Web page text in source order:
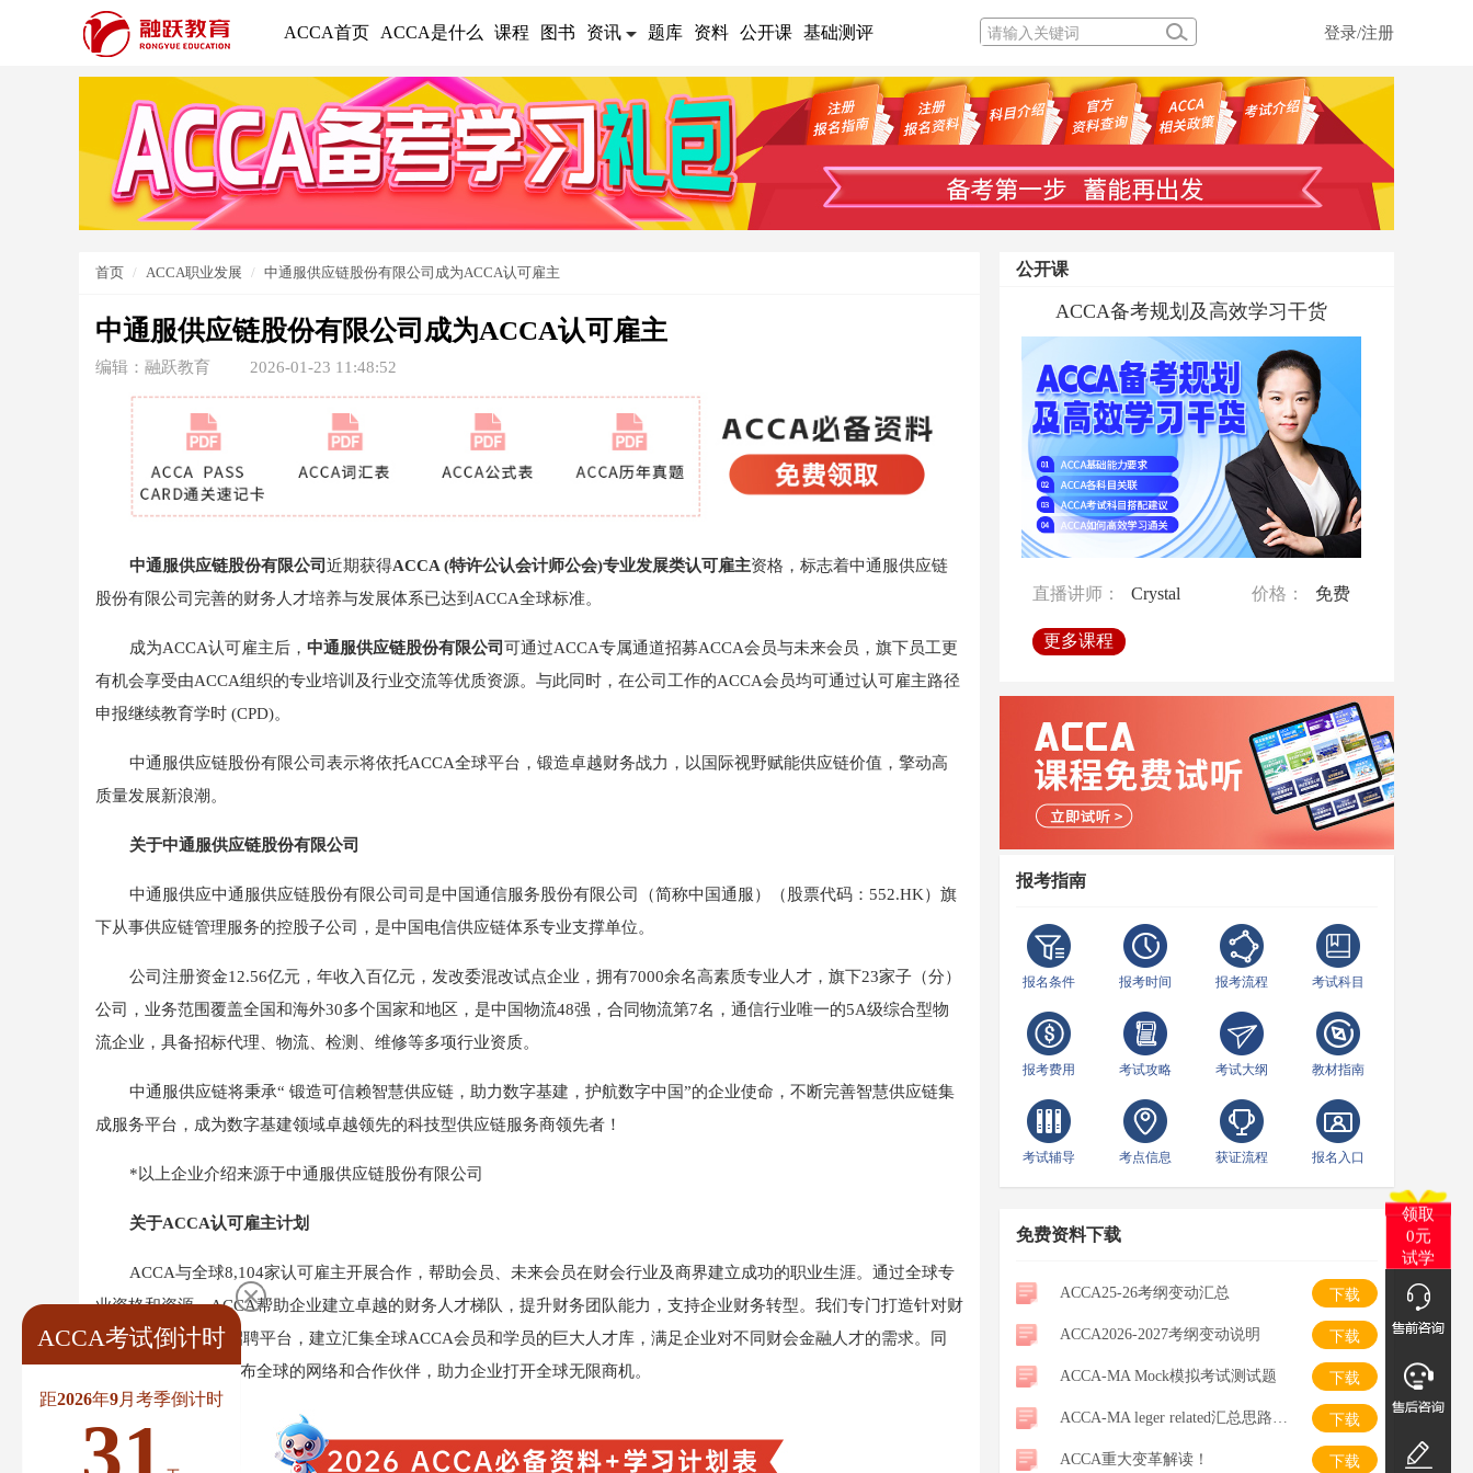
ACCA首页 ACCA是什么 课程 图书 资讯 题库 资料 公开课 基础测评 登录/注册
首页 ACCA职业发展 中通服供应链股份有限公司成为ACCA认可雇主
中通服供应链股份有限公司成为ACCA认可雇主
编辑：融跃教育 2026-01-23 11:48:52
中通服供应链股份有限公司近期获得ACCA (特许公认会计师公会)专业发展类认可雇主资格，标志着中通服供应链
股份有限公司完善的财务人才培养与发展体系已达到ACCA全球标准。
成为ACCA认可雇主后， 中通服供应链股份有限公司可通过ACCA专属通道招募ACCA会员与未来会员，旗下员工更
有机会享受由ACCA组织的专业培训及行业交流等优质资源。与此同时，在公司工作的ACCA会员均可通过认可雇主路径
申报继续教育学时 (CPD)。
中通服供应链股份有限公司表示将依托ACCA全球平台，锻造卓越财务战力，以国际视野赋能供应链价值，擎动高
质量发展新浪潮。
关于中通服供应链股份有限公司
中通服供应中通服供应链股份有限公司司是中国通信服务股份有限公司（简称中国通服）（股票代码：552.HK）旗
下从事供应链管理服务的控股子公司，是中国电信供应链体系专业支撑单位。
公司注册资金12.56亿元，年收入百亿元，发改委混改试点企业，拥有7000余名高素质专业人才，旗下23家子（分）
公司，业务范围覆盖全国和海外30多个国家和地区，是中国物流48强，合同物流第7名，通信行业唯一的5A级综合型物
流企业，具备招标代理、物流、检测、维修等多项行业资质。
中通服供应链将秉承“ 锻造可信赖智慧供应链，助力数字基建，护航数字中国”的企业使命，不断完善智慧供应链集
成服务平台，成为数字基建领域卓越领先的科技型供应链服务商领先者！
*以上企业介绍来源于中通服供应链股份有限公司
关于ACCA认可雇主计划
ACCA与全球8,104家认可雇主开展合作，帮助会员、未来会员在财会行业及商界建立成功的职业生涯。通过全球专
业资格和资源，ACCA帮助企业建立卓越的财务人才梯队，提升财务团队能力，支持企业财务转型。我们专门打造针对财
会金融人才的精准招聘平台，建立汇集全球ACCA会员和学员的巨大人才库，满足企业对不同财会金融人才的需求。同
时，ACCA也通过遍布全球的网络和合作伙伴，助力企业打开全球无限商机。
公开课
ACCCA MA考前私教答疑
直播讲师： Crystal 价格： 免费
更多课程
融跃ACCA学前私教规划直播专场
ACCA MA 考前私教答疑
ACCA PM 考前私教答疑
ACCA备考规划及高效学习干货
直播讲师： Crystal 价格： 免费
更多课程
报考指南
报名条件 报考时间 报考流程 考试科目
报考费用 考试攻略 考试大纲 教材指南
考试辅导 考点信息 获证流程 报名入口
免费资料下载
ACCA25-26考纲变动汇总 下载
ACCA2026-2027考纲变动说明 下载
ACCA-MA Mock模拟考试测试题 下载
ACCA-MA leger related汇总思路整理-笔记 下载
ACCA重大变革解读！ 下载
领取
0元
试学
ACCA考试倒计时
距2026年9月考季倒计时
31